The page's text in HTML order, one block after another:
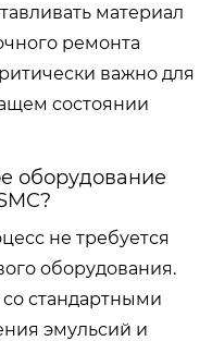
материал
ремонта
важно для
состоянии
оборудование
не требуется
оборудования.
стандартными
эмульсий и